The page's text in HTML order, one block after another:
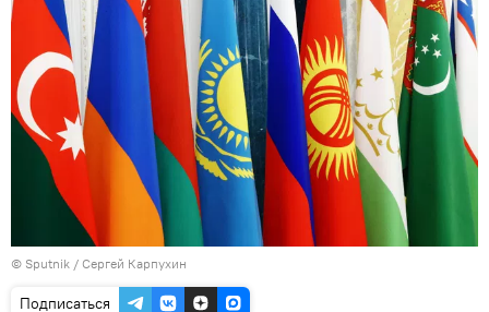
© Sputnik / Сергей Карпухин
Подписаться